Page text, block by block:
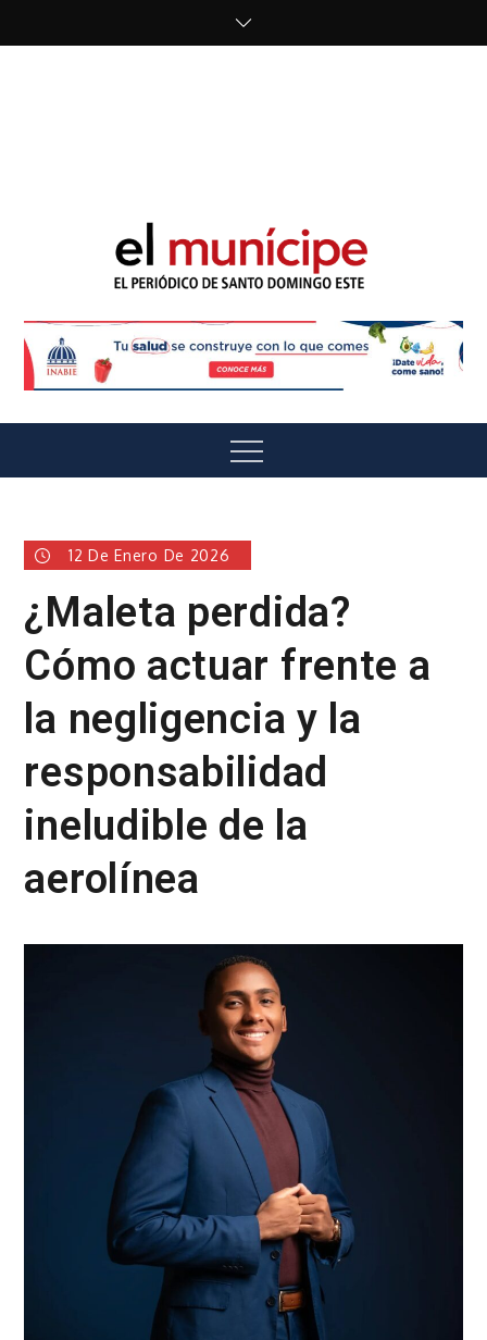
El Munícipe
Menu
12 De Enero De 2026
¿Maleta perdida?
Cómo actuar frente a
la negligencia y la
responsabilidad
ineludible de la
aerolínea